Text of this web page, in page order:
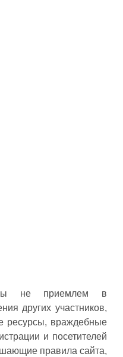
не приемлем в
других участников,
ресурсы, враждебные
и посетителей
правила сайта,